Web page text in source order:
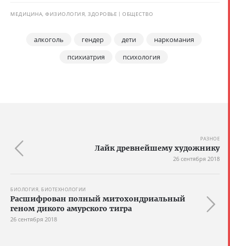
МЕДИЦИНА, ФИЗИОЛОГИЯ, ЗДОРОВЬЕ ОБЩЕСТВО
алкоголь гендер дети
наркомания
психиатрия
психология
РАЗНОЕ
Лайк древнейшему художнику
26 сентября 2018
БИОЛОГИЯ, БИОТЕХНОЛОГИИ
Расшифрован полный митохондриальный
геном дикого амурского тигра
26 сентября 2018